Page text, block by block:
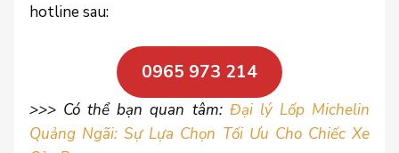
hotline sau:
0965 973 214
>>> Có thể bạn quan tâm: Đại lý Lốp Michelin
Quảng Ngãi: Sự Lựa Chọn Tối Ưu Cho Chiếc Xe